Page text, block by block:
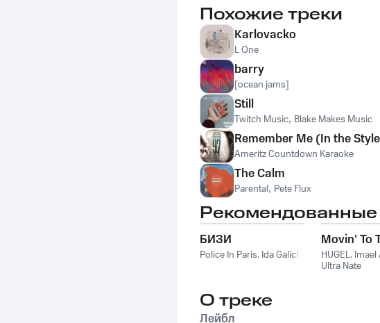
Volant
Volant
Похожие треки
Karlovacko
L One
barry
[ocean jams]
Still
Twitch Music, Blake Makes Music
Remember Me (In the
Ameritz Countdown Karaoke
The Calm
Parental, Pete Flux
БИЗИ
Police In Paris, Ida Galich
Movin' To
HUGEL, Imael
Ultra Nate
О треке
Лейбл